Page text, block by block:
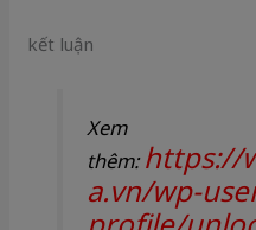
kết luận
Xem
thêm:https://
a.vn/wp-